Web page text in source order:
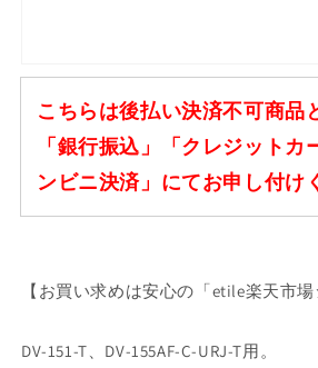
こちらは後払い決済不可商品
「銀行振込」「クレジットカ
ンビニ決済」にてお申し付け
【お買い求めは安心の「etile楽天市場
DV-151-T、DV-155AF-C-URJ-T用。